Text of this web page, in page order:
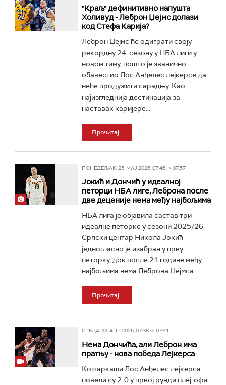
"Краљ" дефинитивно напушта
Холивуд - Леброн Џејмс долази
код Стефа Карија?
Леброн Џејмс ће одиграти своју
рекордну 24. сезону у НБА лиги у
новом тиму, пошто је званично
обавестио Лос Анђелес лејкерсе да
неће продужити сарадњу. Као
најизгледнија дестинација за
наставак каријере...
Прочитај
ПОНЕДЕЉАК, 25. МАЈ 2026, 07:46 -> 07:57
Јокић и Дончић у идеалној
петорци НБА лиге, Леброна после
две деценије нема међу најбољима
НБА лига је објавила састав три
идеалне петорке у сезони 2025/26.
Српски центар Никола Јокић
једногласно је изабран у прву
петорку, док после 21 године међу
најбољима нема Леброна Џејмса...
Прочитај
СРЕДА, 22. АПР 2026, 07:38 -> 07:41
Нема Дончића, али Леброн има
пратњу - нова победа Лејкерса
Кошаркаши Лос Анђелес лејкерса
повели су 2-0 у првој рунди плеј-офа